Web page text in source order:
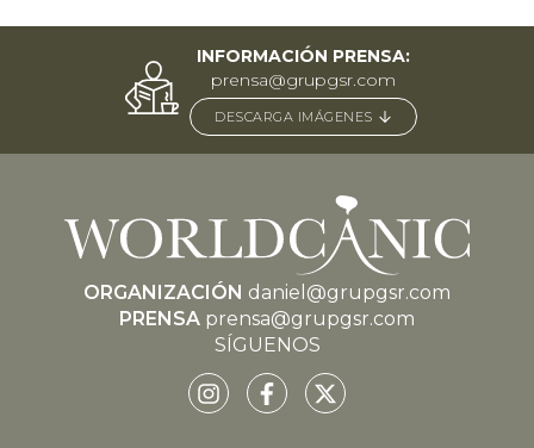
INFORMACIÓN PRENSA:
prensa@grupgsr.com
DESCARGA IMÁGENES
ORGANIZACIÓN daniel@grupgsr.com
PRENSA prensa@grupgsr.com
SÍGUENOS